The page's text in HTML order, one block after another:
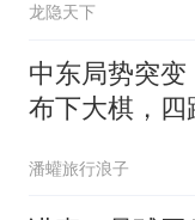
龙隐天下
中东局势突变
布下大棋，四
潘蠸旅行浪子